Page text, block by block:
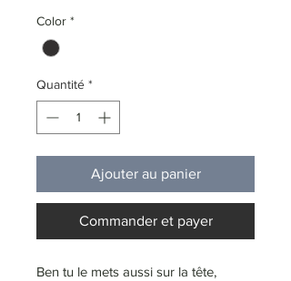
Color *
Quantité *
Ajouter au panier
Commander et payer
Ben tu le mets aussi sur la tête,